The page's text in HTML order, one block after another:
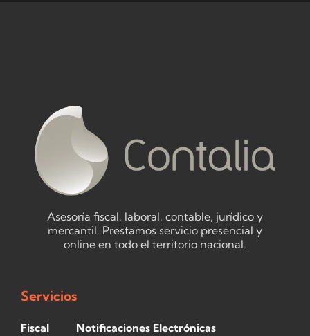
Asesoría fiscal, laboral, contable, jurídico y
mercantil. Prestamos servicio presencial y
online en todo el territorio nacional.
Servicios
Fiscal
Notificaciones Electrónicas